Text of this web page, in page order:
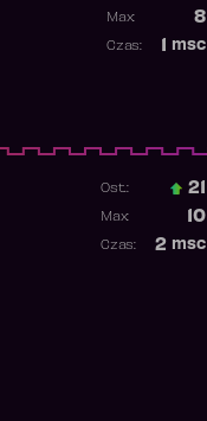
8
Max:
msc
Czas:
Ost.: 21
10
Max:
2 msc
Czas: